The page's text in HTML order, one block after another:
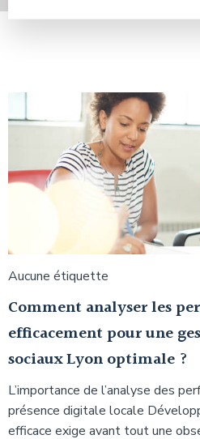
Aucune étiquette
Comment analyser les
efficacement pour une
sociaux Lyon optimale ?
L’importance de l’analyse des
présence digitale locale
efficace exige avant tout une